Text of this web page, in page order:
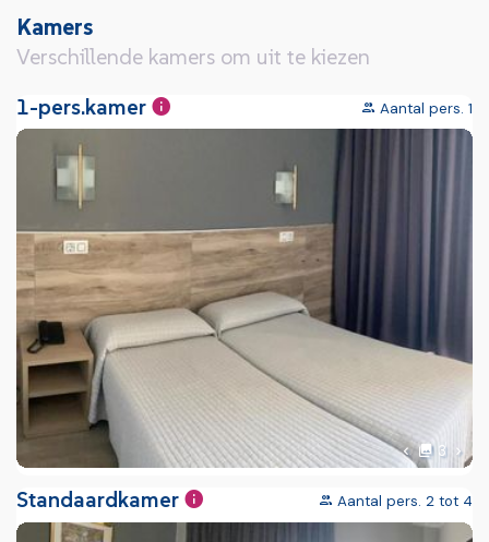
Kamers
Verschillende kamers om uit te kiezen
1-pers.kamer
Aantal pers. 1
Vorige foto
3
Standaardkamer Aantal pers. 2 tot 4